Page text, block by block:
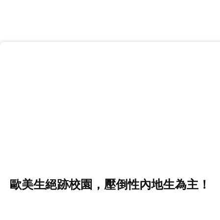
歐美生絕跡校園，壓倒性內地生為主！